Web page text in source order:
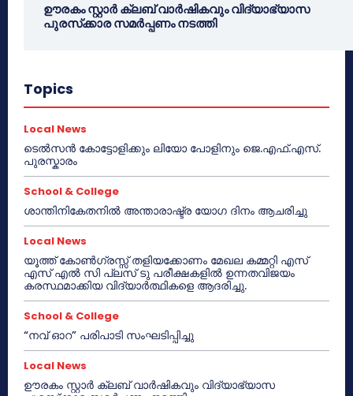
ഊരകം സ്റ്റാർ ക്ലബ് വാർഷികവും വിദ്യാഭ്യാസ
പുരസ്‌ക്കാര സമർപ്പണം നടത്തി
Topics
Local News
ടെൽസൻ കോട്ടോളിക്കും ലിയോ പോളിനും ജെ.എഫ്.എസ്.
പുരസ്കാരം
School & College
ശാന്തിനികേതനിൽ അന്താരാഷ്ട്ര യോഗ ദിനം ആചരിച്ചു
Local News
യൂത്ത് കോൺഗ്രസ്സ് തളിയക്കോണം മേഖല കമ്മറ്റി എസ്
എസ് എൽ സി പ്ലസ് ടു പരീക്ഷകളിൽ ഉന്നതവിജയം
കരസ്ഥമാക്കിയ വിദ്യാർത്ഥികളെ ആദരിച്ചു.
School & College
“നവ് ഓറ” പരിപാടി സംഘടിപ്പിച്ചു
Local News
ഊരകം സ്റ്റാർ ക്ലബ് വാർഷികവും വിദ്യാഭ്യാസ